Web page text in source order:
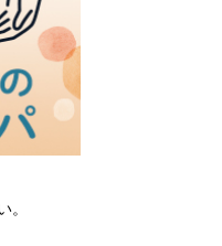
。